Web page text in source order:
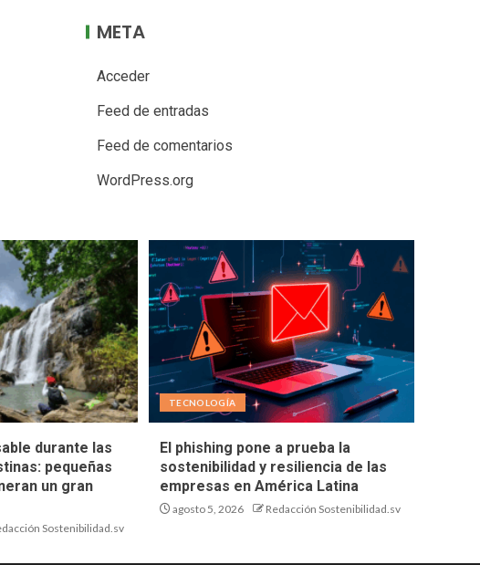
META
Acceder
Feed de entradas
Feed de comentarios
WordPress.org
durante las
pequeñas
un gran
Sostenibilidad.sv
TECNOLOGÍA
El phishing pone a prueba la
sostenibilidad y resiliencia de las
empresas en América Latina
agosto 5, 2026 Redacción Sostenibilidad.sv